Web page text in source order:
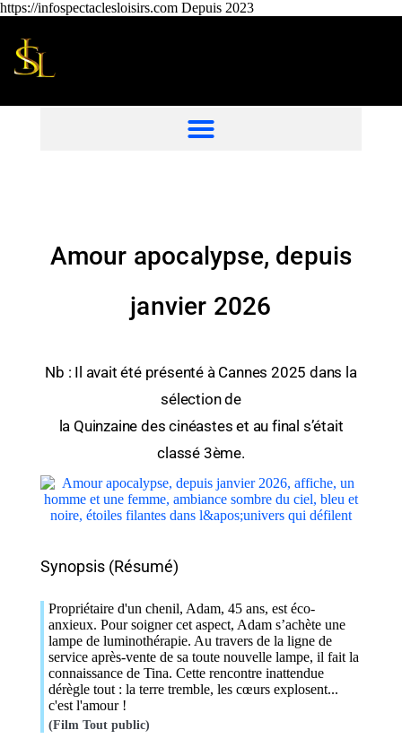
https://infospectaclesloisirs.com Depuis 2023
Amour apocalypse, depuis
janvier 2026
Nb : Il avait été présenté à Cannes 2025 dans la
sélection de
la Quinzaine des cinéastes et au final s’était
classé 3ème.
Synopsis (Résumé)
Propriétaire d'un chenil, Adam, 45 ans, est éco-
anxieux. Pour soigner cet aspect, Adam s’achète une
lampe de luminothérapie. Au travers de la ligne de
service après-vente de sa toute nouvelle lampe, il fait la
connaissance de Tina. Cette rencontre inattendue
dérègle tout : la terre tremble, les cœurs explosent...
c'est l'amour !
(Film Tout public)